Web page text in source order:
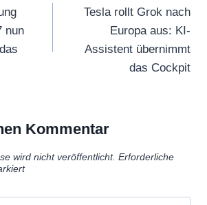
nun
Tesla rollt Grok nach
Europa aus: KI-
Assistent übernimmt
das Cockpit
Kommentar
wird nicht veröffentlicht. Erforderliche